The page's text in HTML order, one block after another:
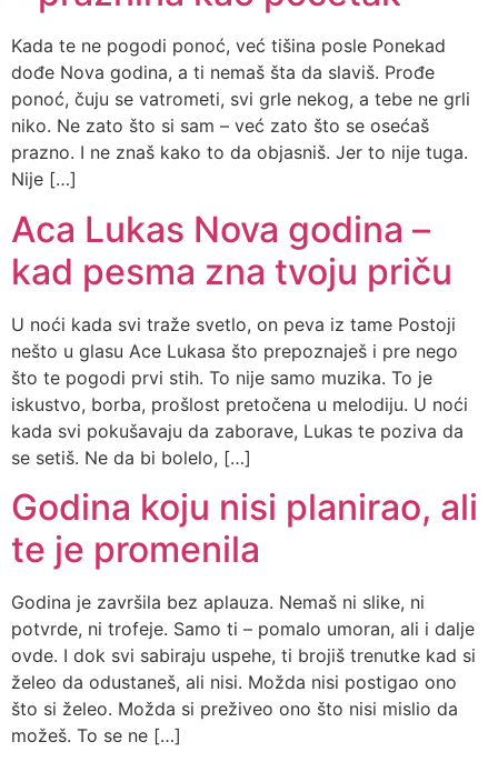
Kada te ne pogodi ponoć, već tišina posle Ponekad
dođe Nova godina, a ti nemaš šta da slaviš. Prođe
ponoć, čuju se vatrometi, svi grle nekog, a tebe ne grli
niko. Ne zato što si sam – već zato što se osećaš
prazno. I ne znaš kako to da objasniš. Jer to nije tuga.
Nije […]
Aca Lukas Nova godina –
kad pesma zna tvoju priču
U noći kada svi traže svetlo, on peva iz tame Postoji
nešto u glasu Ace Lukasa što prepoznaješ i pre nego
što te pogodi prvi stih. To nije samo muzika. To je
iskustvo, borba, prošlost pretočena u melodiju. U noći
kada svi pokušavaju da zaborave, Lukas te poziva da
se setiš. Ne da bi bolelo, […]
Godina koju nisi planirao, ali
te je promenila
Godina je završila bez aplauza. Nemaš ni slike, ni
potvrde, ni trofeje. Samo ti – pomalo umoran, ali i dalje
ovde. I dok svi sabiraju uspehe, ti brojiš trenutke kad si
želeo da odustaneš, ali nisi. Možda nisi postigao ono
što si želeo. Možda si preživeo ono što nisi mislio da
možeš. To se ne […]